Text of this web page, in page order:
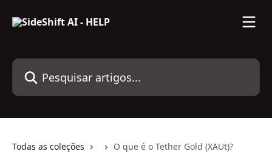
Pesquisar artigos...
Todas as coleções O que é o Tether Gold (XAUt)?